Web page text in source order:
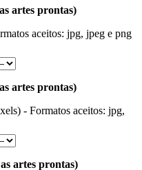
artes prontas)
aceitos: jpg, jpeg e png
artes prontas)
- Formatos aceitos: jpg,
artes prontas)